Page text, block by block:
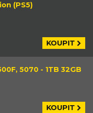
(PS5)
KOUPIT
5070 - 1TB 32GB
KOUPIT